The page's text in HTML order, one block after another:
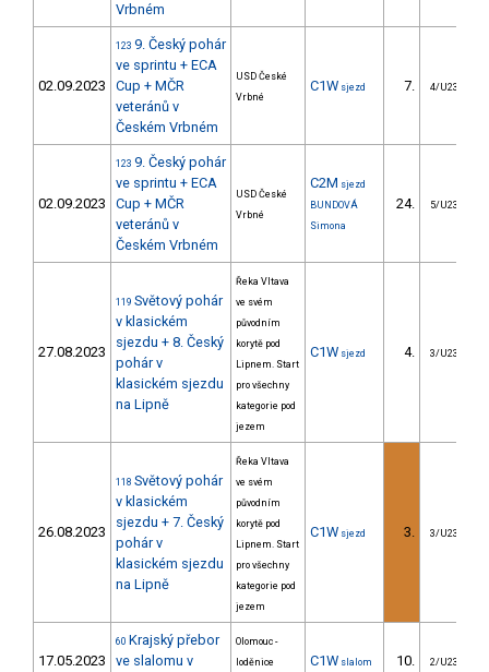
Vrbném
02.09.2023
123 9. Český pohár
ve sprintu + ECA
Cup + MČR
veteránů v
Českém Vrbném
USD České
Vrbné
C1W sjezd 7. 4/U23
02.09.2023
123 9. Český pohár
ve sprintu + ECA
Cup + MČR
veteránů v
Českém Vrbném
USD České
Vrbné
C2M sjezd
BUNDOVÁ
Simona
24. 5/U23
27.08.2023
119 Světový pohár
v klasickém
sjezdu + 8. Český
pohár v
klasickém sjezdu
na Lipně
Řeka Vltava
ve svém
původním
korytě pod
Lipnem. Start
pro všechny
kategorie pod
jezem
C1W sjezd 4. 3/U23
26.08.2023
118 Světový pohár
v klasickém
sjezdu + 7. Český
pohár v
klasickém sjezdu
na Lipně
Řeka Vltava
ve svém
původním
korytě pod
Lipnem. Start
pro všechny
kategorie pod
jezem
C1W sjezd 3. 3/U23
17.05.2023
60 Krajský přebor
ve slalomu v
Olomouc -
loděnice
C1W slalom 10. 2/U23